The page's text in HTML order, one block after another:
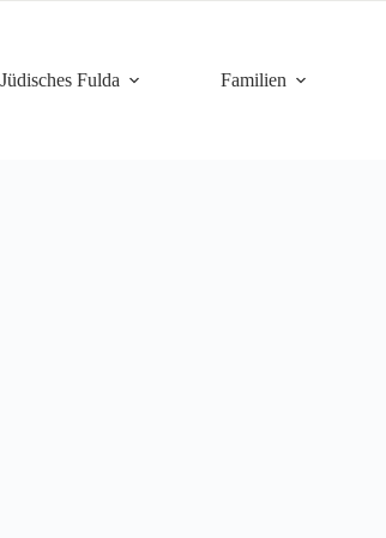
Jüdisches Fulda Familien